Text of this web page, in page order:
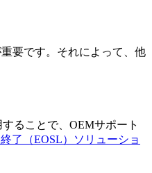
要です。それによって、他
ることで、OEMサポート
了（EOSL）ソリューショ